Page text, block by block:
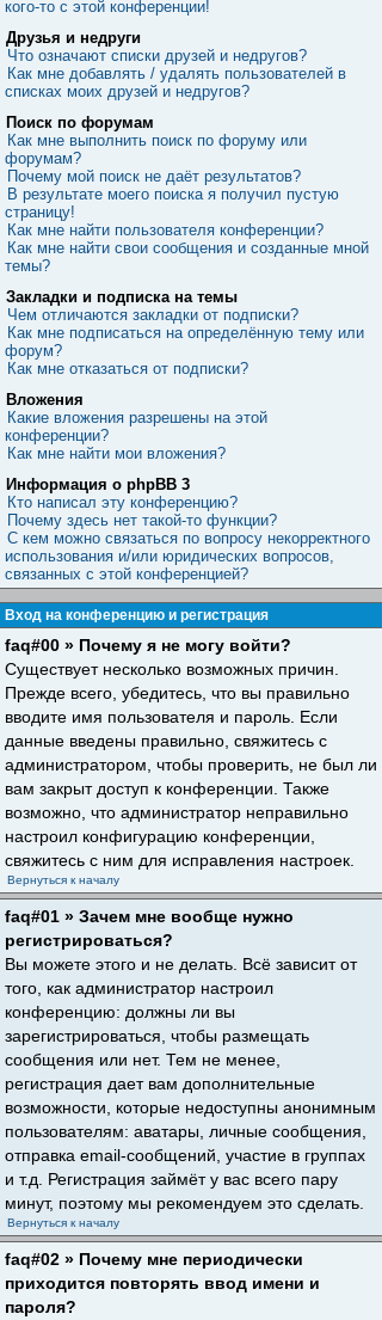
кого-то с этой конференции!
Друзья и недруги
Что означают списки друзей и недругов?
Как мне добавлять / удалять пользователей в
списках моих друзей и недругов?
Поиск по форумам
Как мне выполнить поиск по форуму или
форумам?
Почему мой поиск не даёт результатов?
В результате моего поиска я получил пустую
страницу!
Как мне найти пользователя конференции?
Как мне найти свои сообщения и созданные мной
темы?
Закладки и подписка на темы
Чем отличаются закладки от подписки?
Как мне подписаться на определённую тему или
форум?
Как мне отказаться от подписки?
Вложения
Какие вложения разрешены на этой
конференции?
Как мне найти мои вложения?
Информация о phpBB 3
Кто написал эту конференцию?
Почему здесь нет такой-то функции?
С кем можно связаться по вопросу некорректного
использования и/или юридических вопросов,
связанных с этой конференцией?
Вход на конференцию и регистрация
faq#00 » Почему я не могу войти?
Существует несколько возможных причин.
Прежде всего, убедитесь, что вы правильно
вводите имя пользователя и пароль. Если
данные введены правильно, свяжитесь с
администратором, чтобы проверить, не был ли
вам закрыт доступ к конференции. Также
возможно, что администратор неправильно
настроил конфигурацию конференции,
свяжитесь с ним для исправления настроек.
Вернуться к началу
faq#01 » Зачем мне вообще нужно
регистрироваться?
Вы можете этого и не делать. Всё зависит от
того, как администратор настроил
конференцию: должны ли вы
зарегистрироваться, чтобы размещать
сообщения или нет. Тем не менее,
регистрация дает вам дополнительные
возможности, которые недоступны анонимным
пользователям: аватары, личные сообщения,
отправка email-сообщений, участие в группах
и т.д. Регистрация займёт у вас всего пару
минут, поэтому мы рекомендуем это сделать.
Вернуться к началу
faq#02 » Почему мне периодически
приходится повторять ввод имени и
пароля?